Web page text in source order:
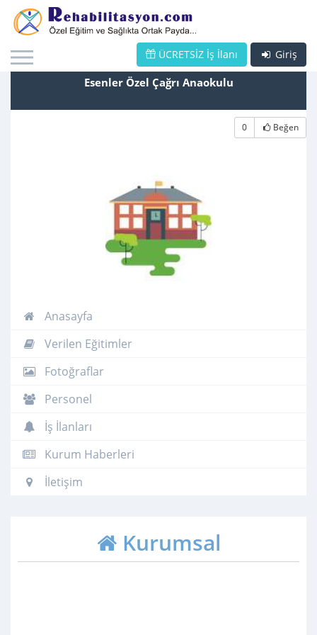
Giriş
ÜCRETSİZ İş İlanı
Esenler Özel Çağrı Anaokulu
0 Beğen
Anasayfa
Verilen Eğitimler
Fotoğraflar
Personel
İş İlanları
Kurum Haberleri
İletişim
Kurumsal